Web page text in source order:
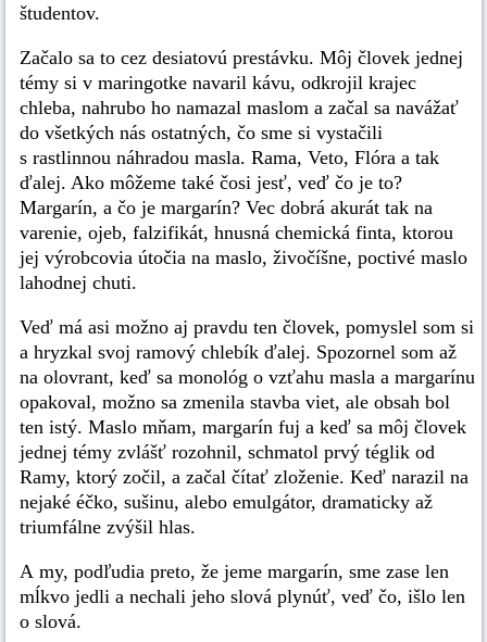
študentov.
Začalo sa to cez desiatovú prestávku. Môj človek jednej
témy si v maringotke navaril kávu, odkrojil krajec
chleba, nahrubo ho namazal maslom a začal sa navážať
do všetkých nás ostatných, čo sme si vystačili
s rastlinnou náhradou masla. Rama, Veto, Flóra a tak
ďalej. Ako môžeme také čosi jesť, veď čo je to?
Margarín, a čo je margarín? Vec dobrá akurát tak na
varenie, ojeb, falzifikát, hnusná chemická finta, ktorou
jej výrobcovia útočia na maslo, živočíšne, poctivé maslo
lahodnej chuti.
Veď má asi možno aj pravdu ten človek, pomyslel som si
a hryzkal svoj ramový chlebík ďalej. Spozornel som až
na olovrant, keď sa monológ o vzťahu masla a margarínu
opakoval, možno sa zmenila stavba viet, ale obsah bol
ten istý. Maslo mňam, margarín fuj a keď sa môj človek
jednej témy zvlášť rozohnil, schmatol prvý téglik od
Ramy, ktorý zočil, a začal čítať zloženie. Keď narazil na
nejaké éčko, sušinu, alebo emulgátor, dramaticky až
triumfálne zvýšil hlas.
A my, podľudia preto, že jeme margarín, sme zase len
mĺkvo jedli a nechali jeho slová plynúť, veď čo, išlo len
o slová.